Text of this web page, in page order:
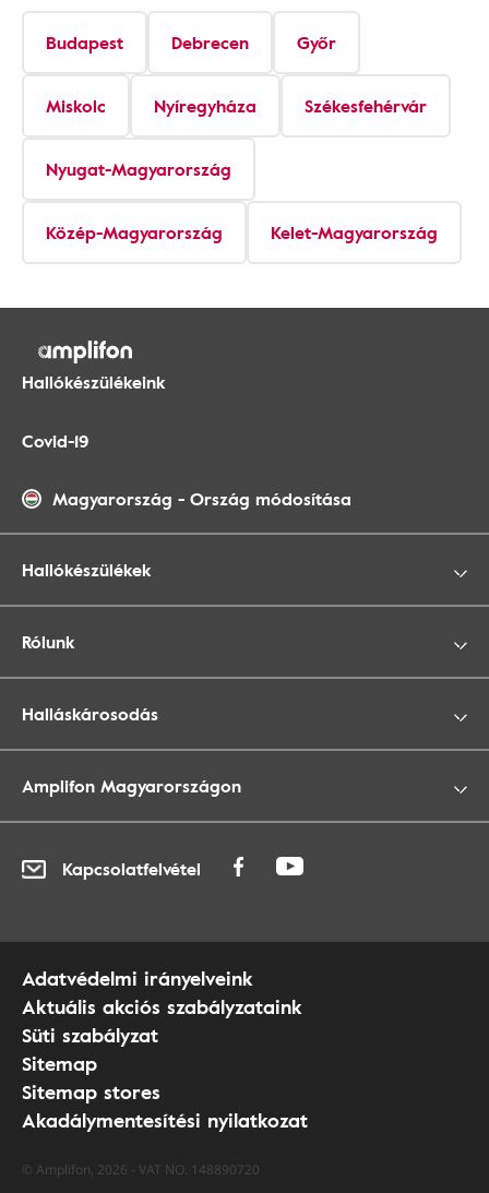
Budapest Debrecen Győr
Miskolc Nyíregyháza Székesfehérvár
Nyugat-Magyarország
Közép-Magyarország Kelet-Magyarország
Hallókészülékeink
Covid-19
Magyarország - Ország módosítása
Hallókészülékek
Rólunk
Halláskárosodás
Amplifon Magyarországon
Kapcsolatfelvétel
Adatvédelmi irányelveink
Aktuális akciós szabályzataink
Süti szabályzat
Sitemap
Sitemap stores
Akadálymentesítési nyilatkozat
© Amplifon, 2026 - VAT NO. 148890720